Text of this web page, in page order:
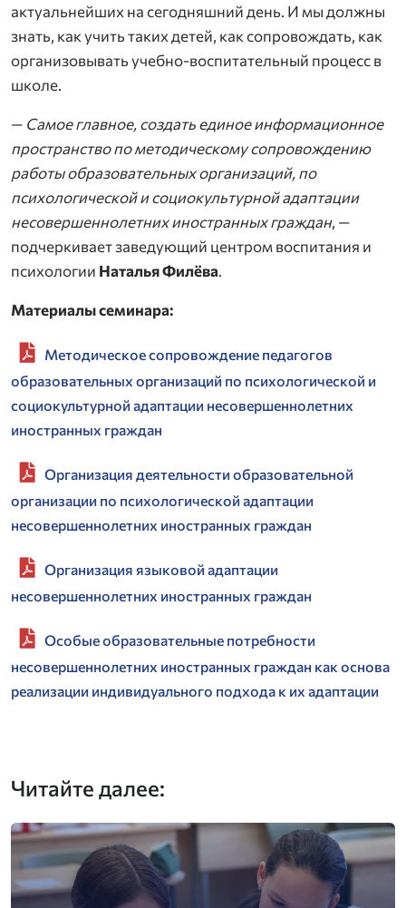
актуальнейших на сегодняшний день. И мы должны
знать, как учить таких детей, как сопровождать, как
организовывать учебно-воспитательный процесс в
школе.
— Самое главное, создать единое информационное
пространство по методическому сопровождению
работы образовательных организаций, по
психологической и социокультурной адаптации
несовершеннолетних иностранных граждан, —
подчеркивает заведующий центром воспитания и
психологии Наталья Филёва.
Материалы семинара:
Методическое сопровождение педагогов
образовательных организаций по психологической и
социокультурной адаптации несовершеннолетних
иностранных граждан
Организация деятельности образовательной
организации по психологической адаптации
несовершеннолетних иностранных граждан
Организация языковой адаптации
несовершеннолетних иностранных граждан
Особые образовательные потребности
несовершеннолетних иностранных граждан как основа
реализации индивидуального подхода к их адаптации
Читайте далее: